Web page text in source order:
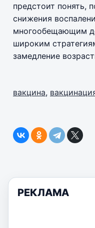
предстоит понять,
снижения
многообещающим
широким
замедление
вакцина,
РЕКЛАМА